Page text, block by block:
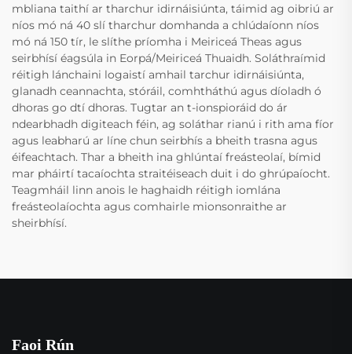
mbliana taithí ar tharchur idirnáisiúnta, táimid ag oibriú ar
níos mó ná 40 slí tharchur domhanda a chlúdaíonn níos
mó ná 150 tír, le slíthe príomha i Meiriceá Theas agus
seirbhísí éagsúla in Eorpá/Meiriceá Thuaidh. Soláthraímid
réitigh lánchaini logaistí amhail tarchur idirnáisiúnta,
glanadh ceannachta, stóráil, comhtháthú agus díoladh ó
dhoras go dtí dhoras. Tugtar an t-ionspioráid do ár
ndearbhadh digiteach féin, ag soláthar rianú i rith ama fíor
agus leabharú ar líne chun seirbhís a bheith trasna agus
éifeachtach. Thar a bheith ina ghlúntaí freásteolaí, bímid
mar pháirtí tacaíochta straitéiseach duit i do ghrúpaíocht.
Teagmháil linn anois le haghaidh réitigh iomlána
freásteolaíochta agus comhairle mionsonraithe ar
sheirbhísí.
Faoi Rún